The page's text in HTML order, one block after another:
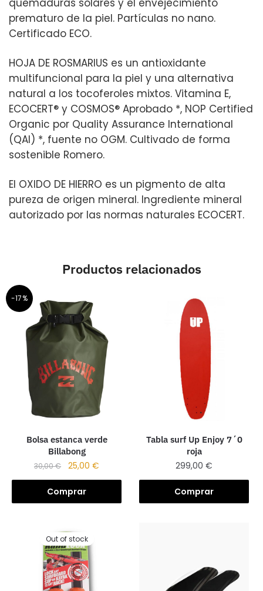
quemaduras solares y el envejecimiento
prematuro de la piel. Partículas no nano.
Certificado ECO.
HOJA DE ROSMARIUS es un antioxidante
multifuncional para la piel y una alternativa
natural a los tocoferoles mixtos. Vitamina E,
ECOCERT® y COSMOS® Aprobado *, NOP Certified
Organic por Quality Assurance International
(QAI) *, fuente no OGM. Cultivado de forma
sostenible Romero.
El OXIDO DE HIERRO es un pigmento de alta
pureza de origen mineral. Ingrediente mineral
autorizado por las normas naturales ECOCERT.
Productos relacionados
-17%
Bolsa estanca verde
Billabong
30,00€ 25,00€
Comprar
Tabla surf Up Enjoy 7´0
roja
299,00€
Comprar
Out of stock